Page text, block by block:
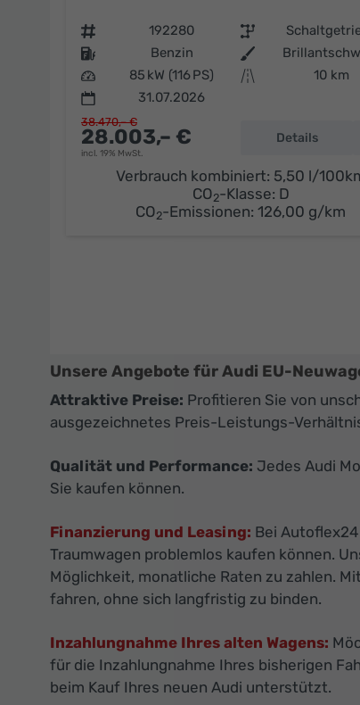
Fahrzeugnr. 192280 Getriebe
Kraftstoff
Benzin Außenfarbe
Leistung
85 kW (116 PS) Kilometerstand
10 km
31.07.2026
28.003,– €
incl. 19% MwSt.
38.470,– €
Details
Verbrauch kombiniert: 5,50 l/
CO2-Klasse: D
CO2-Emissionen: 126,00 g/km
Unsere Angebote für Audi EU-
Attraktive Preise: Profitieren Sie von
ausgezeichnetes Preis-Leistungs-
Qualität und Performance: Jedes Audi
Sie kaufen können.
Finanzierung und Leasing: Bei
Traumwagen problemlos kaufen können.
Möglichkeit, monatliche Raten zu zahlen.
fahren, ohne sich langfristig zu binden.
Inzahlungnahme Ihres alten Wagens:
für die Inzahlungnahme Ihres bisherigen
beim Kauf Ihres neuen Audi unterstützt.